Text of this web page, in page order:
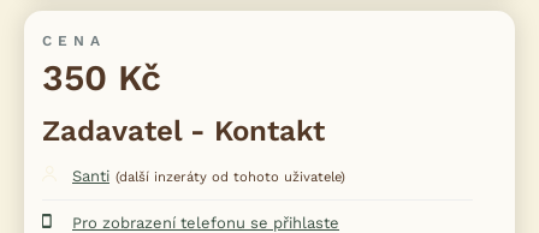
CENA
350 Kč
Zadavatel - Kontakt
Santi (další inzeráty od tohoto uživatele)
Pro zobrazení telefonu se přihlaste